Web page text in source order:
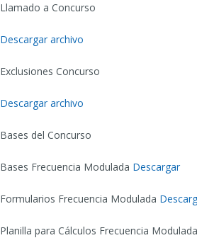
Llamado a Concurso
Descargar archivo
Exclusiones Concurso
Descargar archivo
Bases del Concurso
Bases Frecuencia Modulada Descargar
Formularios Frecuencia Modulada
Planilla para Cálculos Frecuencia